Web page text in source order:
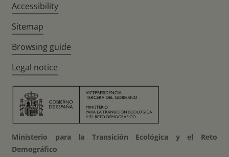
Accessibility
Sitemap
Browsing guide
Legal notice
Ministerio para la Transición Ecológica y el Reto
Demográfico